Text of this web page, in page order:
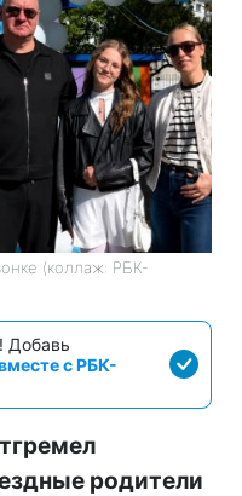
(коллаж: РБК-
Добавь
с РБК-
родители